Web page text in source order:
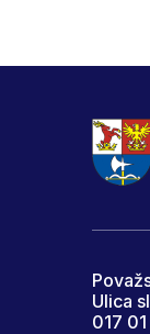
Ulica
017